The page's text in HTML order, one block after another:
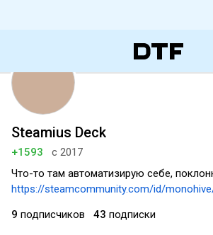
Steamius Deck
+1593
с 2017
Что-то там автоматизирую себе,
https://steamcommunity.com/id/
9 подписчиков 43 подписки